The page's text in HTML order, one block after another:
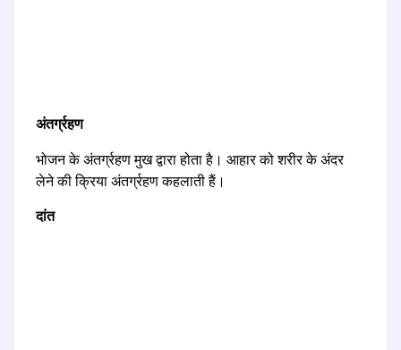
अंतर्ग्रहण
भोजन के अंतर्ग्रहण मुख द्वारा होता है। आहार को शरीर के अंदर
लेने की क्रिया अंतर्ग्रहण कहलाती हैं।
दांत